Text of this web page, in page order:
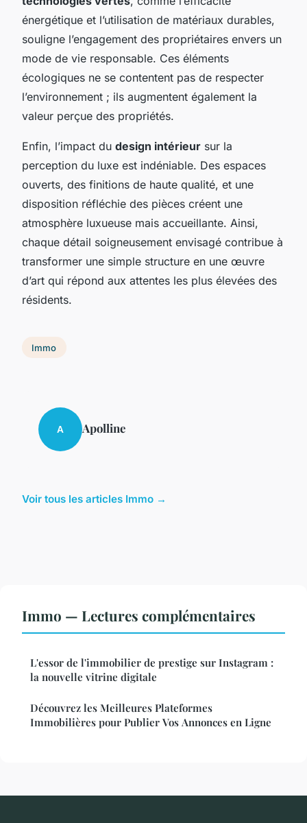
énergétique et l’utilisation de matériaux durables,
souligne l’engagement des propriétaires envers un
mode de vie responsable. Ces éléments
écologiques ne se contentent pas de respecter
l’environnement ; ils augmentent également la
valeur perçue des propriétés.
Enfin, l’impact du design intérieur sur la
perception du luxe est indéniable. Des espaces
ouverts, des finitions de haute qualité, et une
disposition réfléchie des pièces créent une
atmosphère luxueuse mais accueillante. Ainsi,
chaque détail soigneusement envisagé contribue à
transformer une simple structure en une œuvre
d’art qui répond aux attentes les plus élevées des
résidents.
Immo
A Apolline
Voir tous les articles Immo →
Immo — Lectures complémentaires
L'essor de l'immobilier de prestige sur Instagram :
la nouvelle vitrine digitale
Découvrez les Meilleures Plateformes
Immobilières pour Publier Vos Annonces en Ligne